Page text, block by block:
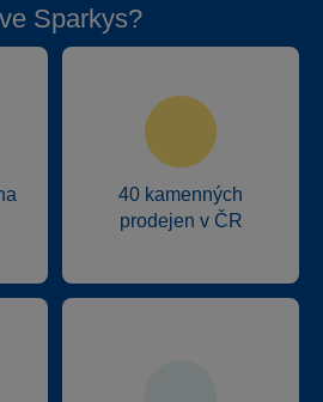
Sparkys?
40 kamenných
prodejen v ČR